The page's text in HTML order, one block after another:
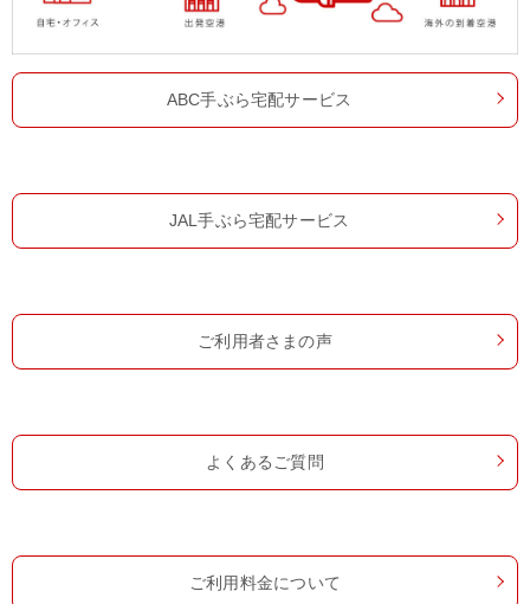
ABC手ぶら宅配サービス
JAL手ぶら宅配サービス
ご利用者さまの声
よくあるご質問
ご利用料金について